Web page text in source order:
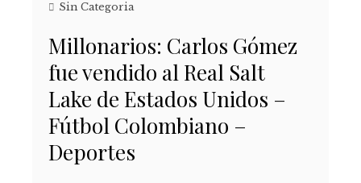
Sin Categoria
Millonarios: Carlos Gómez
fue vendido al Real Salt
Lake de Estados Unidos –
Fútbol Colombiano –
Deportes